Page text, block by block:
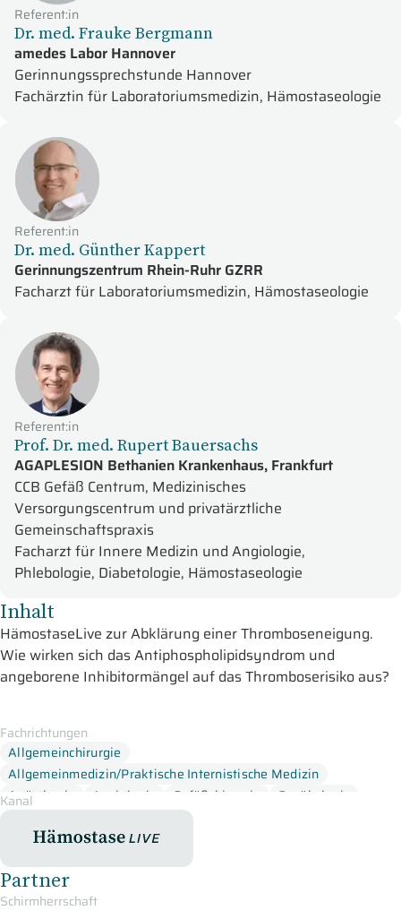
Referent:in
Dr. med. Frauke Bergmann
amedes Labor Hannover
Gerinnungssprechstunde Hannover
Fachärztin für Laboratoriumsmedizin, Hämostaseologie
Referent:in
Dr. med. Günther Kappert
Gerinnungszentrum Rhein-Ruhr GZRR
Facharzt für Laboratoriumsmedizin, Hämostaseologie
Referent:in
Prof. Dr. med. Rupert Bauersachs
AGAPLESION Bethanien Krankenhaus, Frankfurt
CCB Gefäß Centrum, Medizinisches
Versorgungscentrum und privatärztliche
Gemeinschaftspraxis
Facharzt für Innere Medizin und Angiologie,
Phlebologie, Diabetologie, Hämostaseologie
Inhalt
HämostaseLive zur Abklärung einer Thromboseneigung.
Wie wirken sich das Antiphospholipidsyndrom und
angeborene Inhibitormängel auf das Thromboserisiko aus?
In dieser Online-Fortbildung der HämostaseLive-Sendereihe
für Sie im Studio:
Dr. med. Frauke Bergmann aus Hannover
aktuelle Empfehlungen zur Abklärung einer
Thromboseneigung mit Schwerpunkt auf das
Antiphospholipidsyndrom
labordiagnostischen Kriterien des APS spricht Dr. Bergmann
Fachrichtungen
Allgemeinchirurgie
Allgemeinmedizin/Praktische Internistische Medizin
Anästhesie
Angiologie Gefäßchirurgie
Gynäkologie
Hämostaseologie
Kardiologie
Labormedizin
Kanal
HämostaseLive
Partner
Schirmherrschaft